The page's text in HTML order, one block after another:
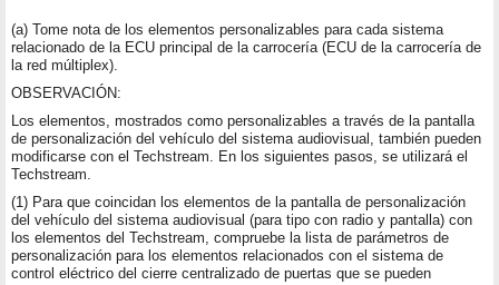
(a) Tome nota de los elementos personalizables para cada sistema
relacionado de la ECU principal de la carrocería (ECU de la carrocería de
la red múltiplex).
OBSERVACIÓN:
Los elementos, mostrados como personalizables a través de la pantalla
de personalización del vehículo del sistema audiovisual, también pueden
modificarse con el Techstream. En los siguientes pasos, se utilizará el
Techstream.
(1) Para que coincidan los elementos de la pantalla de personalización
del vehículo del sistema audiovisual (para tipo con radio y pantalla) con
los elementos del Techstream, compruebe la lista de parámetros de
personalización para los elementos relacionados con el sistema de
control eléctrico del cierre centralizado de puertas que se pueden